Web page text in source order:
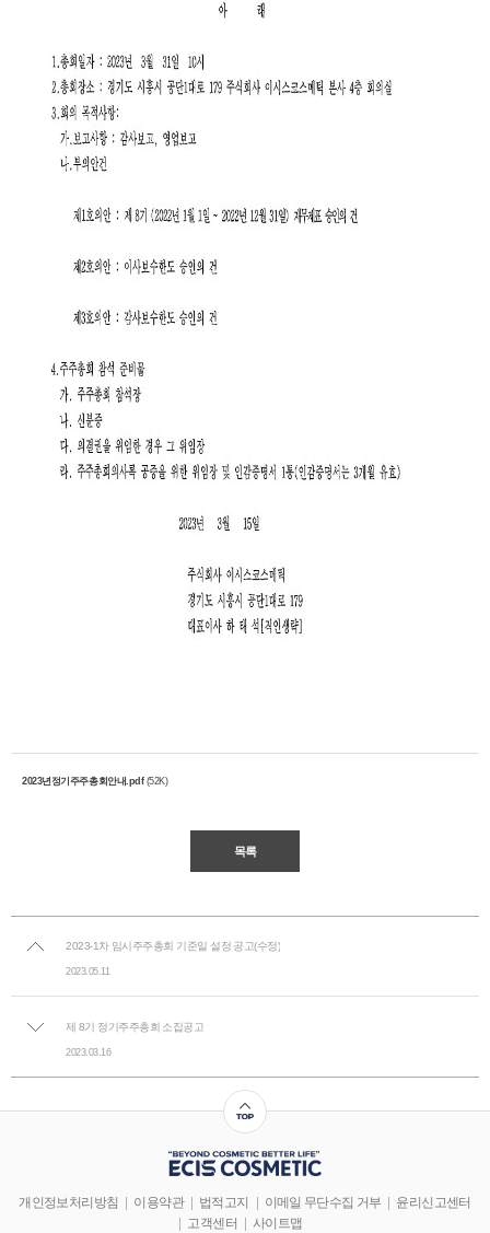
2023년정기주주총회안내.pdf(52K)
목록
2023-1차 임시주주총회 기준일 설정 공고(수정)
2023.05.11
제 8기 정기주주총회 소집공고
2023.03.16
개인정보처리방침 이용약관 법적고지 이메일 무단수집 거부
윤리신고센터
고객센터
사이트맵